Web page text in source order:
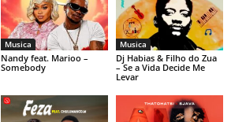
Musica
Nandy feat. Marioo –
Somebody
Musica
Dj Habias & Filho do Zua
– Se a Vida Decide Me
Levar